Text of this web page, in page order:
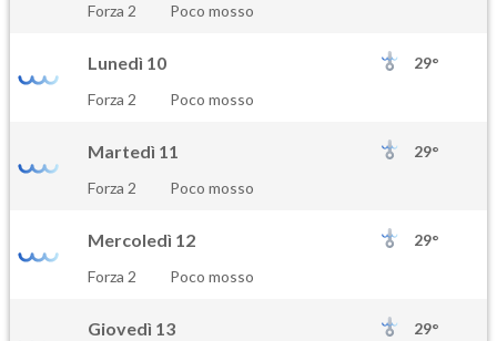
Forza 2
Poco mosso
Lunedì 10
29°
Forza 2
Poco mosso
Martedì 11
29°
Forza 2
Poco mosso
Mercoledì 12
29°
Forza 2
Poco mosso
Giovedì 13
29°